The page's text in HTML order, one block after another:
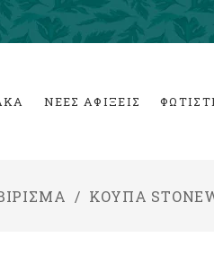
ΝΕΕΣ ΑΦΙΞΕΙΣ
/ ΚΟΎΠΑ